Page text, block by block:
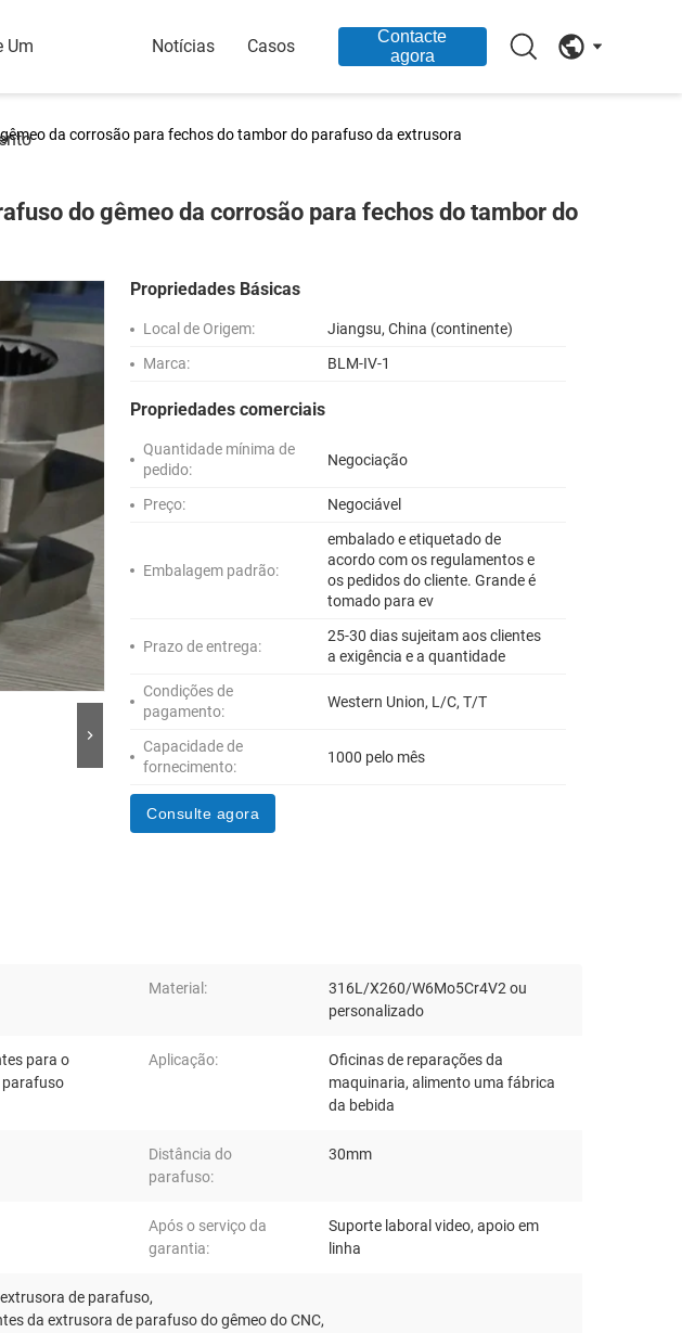
Um Notícias Casos
Contacte
agora
da corrosão para fechos do tambor do parafuso da extrusora
do gêmeo da corrosão para fechos do tambor do
Propriedades Básicas
Local de Origem:
Jiangsu, China (continente)
Marca:
BLM-IV-1
Propriedades comerciais
Quantidade mínima de
pedido:
Negociação
Preço: Negociável
Embalagem padrão:
embalado e etiquetado de
acordo com os regulamentos e
os pedidos do cliente. Grande é
tomado para ev
Prazo de entrega:
25-30 dias sujeitam aos clientes
a exigência e a quantidade
Condições de
pagamento:
Western Union, L/C, T/T
Capacidade de
fornecimento:
1000 pelo mês
Consulte agora
Material:
316L/X260/W6Mo5Cr4V2 ou
personalizado
para o
parafuso
Aplicação:
Oficinas de reparações da
maquinaria, alimento uma fábrica
da bebida
Distância do
parafuso:
30mm
Após o serviço da
garantia:
Suporte laboral video, apoio em
linha
de parafuso,
da extrusora de parafuso do gêmeo do CNC,